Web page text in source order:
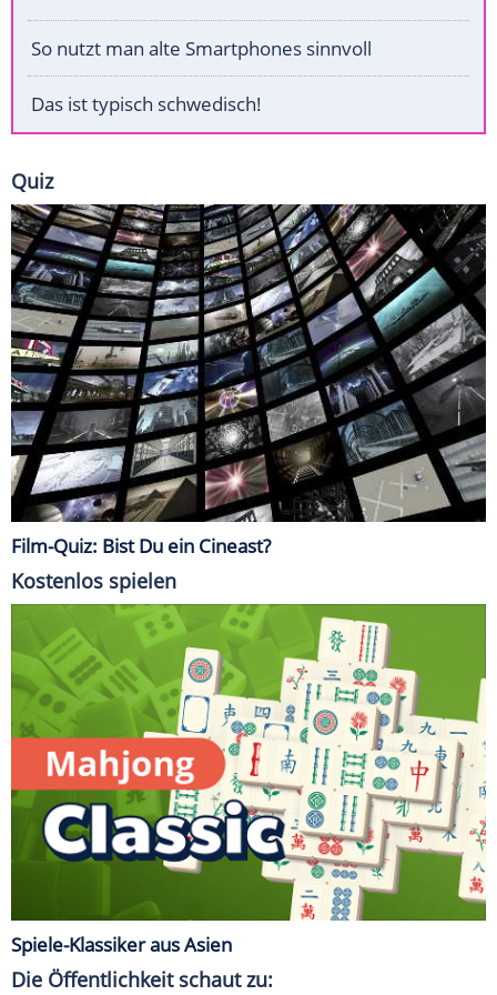
So nutzt man alte Smartphones sinnvoll
Das ist typisch schwedisch!
Quiz
Film-Quiz: Bist Du ein Cineast?
Kostenlos spielen
Spiele-Klassiker aus Asien
Die Öffentlichkeit schaut zu: